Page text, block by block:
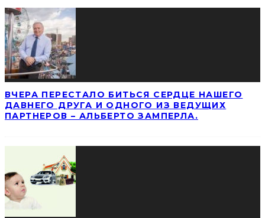
ВЧЕРА ПЕРЕСТАЛО БИТЬСЯ СЕРДЦЕ НАШЕГО
ДАВНЕГО ДРУГА И ОДНОГО ИЗ ВЕДУЩИХ
ПАРТНЕРОВ – АЛЬБЕРТО ЗАМПЕРЛА.